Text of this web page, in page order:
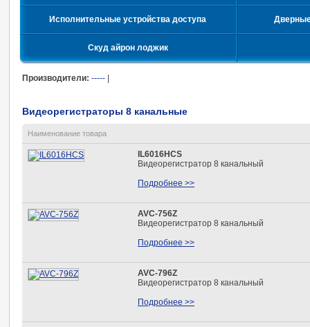
Исполнительные устройства доступа
Скуд айрон лоджик
Производители: -----
Видеорегистраторы 8 канальные
Наименование товара
IL6016HCS
Видеорегистратор 8 канальный
Подробнее >>
AVC-756Z
Видеорегистратор 8 канальный
Подробнее >>
AVC-796Z
Видеорегистратор 8 канальный
Подробнее >>